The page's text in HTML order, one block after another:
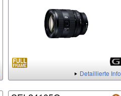
Detaillierte Info